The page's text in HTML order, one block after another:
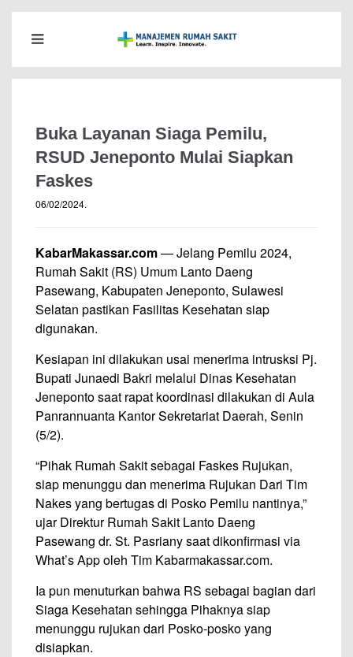
Buka Layanan Siaga Pemilu,
RSUD Jeneponto Mulai Siapkan
Faskes
06/02/2024.
KabarMakassar.com— Jelang Pemilu 2024,
Rumah Sakit (RS) Umum Lanto Daeng
Pasewang, Kabupaten Jeneponto, Sulawesi
Selatan pastikan Fasilitas Kesehatan siap
digunakan.
Kesiapan ini dilakukan usai menerima intrusksi Pj.
Bupati Junaedi Bakri melalui Dinas Kesehatan
Jeneponto saat rapat koordinasi dilakukan di Aula
Panrannuanta Kantor Sekretariat Daerah, Senin
(5/2).
“Pihak Rumah Sakit sebagai Faskes Rujukan,
siap menunggu dan menerima Rujukan Dari Tim
Nakes yang bertugas di Posko Pemilu nantinya,”
ujar Direktur Rumah Sakit Lanto Daeng
Pasewang dr. St. Pasriany saat dikonfirmasi via
What’s App oleh Tim Kabarmakassar.com.
Ia pun menuturkan bahwa RS sebagai bagian dari
Siaga Kesehatan sehingga Pihaknya siap
menunggu rujukan dari Posko-posko yang
disiapkan.